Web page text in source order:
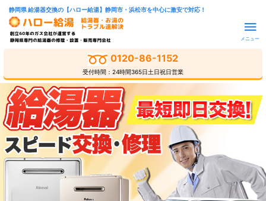
静岡県 給湯器交換の【ハロー給湯】静岡市・浜松市を中心に激安で対応！
メニュー
0120-86-1152
受付時間：24時間365日土日祝日営業